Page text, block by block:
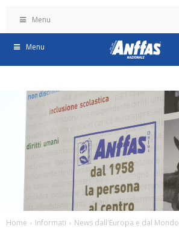
Menu
Menu
Home Informati News dall'Europa e dal Mondo